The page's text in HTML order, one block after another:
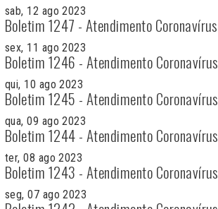
sab, 12 ago 2023
Boletim 1247 - Atendimento Coronavírus
sex, 11 ago 2023
Boletim 1246 - Atendimento Coronavírus
qui, 10 ago 2023
Boletim 1245 - Atendimento Coronavírus
qua, 09 ago 2023
Boletim 1244 - Atendimento Coronavírus
ter, 08 ago 2023
Boletim 1243 - Atendimento Coronavírus
seg, 07 ago 2023